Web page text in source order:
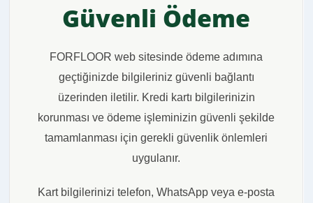
Güvenli Ödeme
FORFLOOR web sitesinde ödeme adımına
geçtiğinizde bilgileriniz güvenli bağlantı
üzerinden iletilir. Kredi kartı bilgilerinizin
korunması ve ödeme işleminizin güvenli şekilde
tamamlanması için gerekli güvenlik önlemleri
uygulanır.
Kart bilgilerinizi telefon, WhatsApp veya e-posta